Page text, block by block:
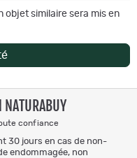
objet similaire sera mis en
NATURABUY
confiance
30 jours en cas de non-
endommagée, non